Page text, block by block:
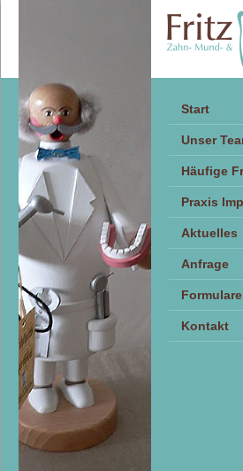
Start
Unser
Häufige
Praxis
Aktuelles
Anfrage
Formulare
Kontakt